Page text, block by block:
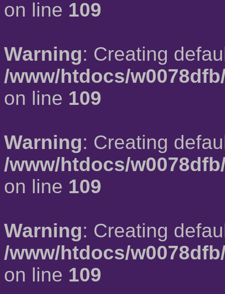
on line 109
Warning: Creating
/www/htdocs/
on line 109
Warning: Creating
/www/htdocs/
on line 109
Warning: Creating
/www/htdocs/
on line 109